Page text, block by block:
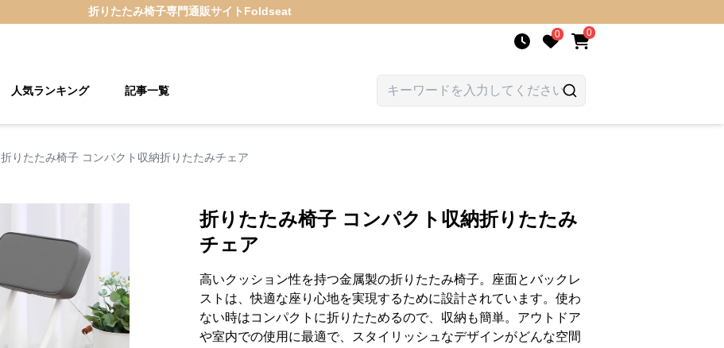
折りたたみ椅子専門通販サイト Foldseat
0 0
人気ランキング 記事一覧
折りたたみ椅子 コンパクト収納折りたたみチェア
折りたたみ椅子 コンパクト収納折りたたみ
チェア
高いクッション性を持つ金属製の折りたたみ椅子。座面とバックレ
ストは、快適な座り心地を実現するために設計されています。使わ
ない時はコンパクトに折りたためるので、収納も簡単。アウトドア
や室内での使用に最適で、スタイリッシュなデザインがどんな空間